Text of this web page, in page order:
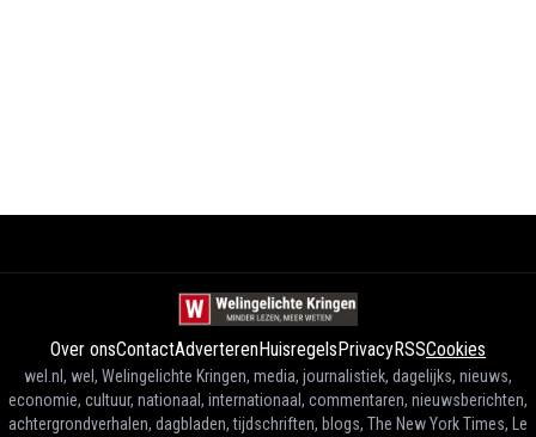
Over onsContactAdverterenHuisregelsPrivacyRSSCookies
wel.nl, wel, Welingelichte Kringen, media, journalistiek, dagelijks, nieuws,
economie, cultuur, nationaal, internationaal, commentaren, nieuwsberichten,
achtergrondverhalen, dagbladen, tijdschriften, blogs, The New York Times, Le